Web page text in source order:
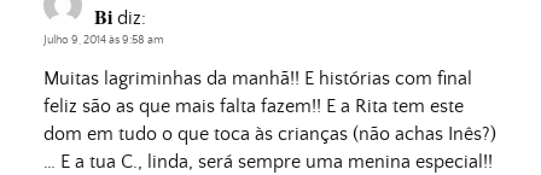
Bi diz:
Julho 9, 2014 às 9:58 am
Muitas lagriminhas da manhã!! E histórias com final
feliz são as que mais falta fazem!! E a Rita tem este
dom em tudo o que toca às crianças (não achas Inês?)
… E a tua C., linda, será sempre uma menina especial!!